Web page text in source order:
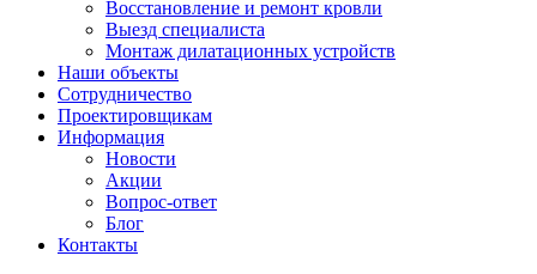
Восстановление и ремонт кровли
Выезд специалиста
Монтаж дилатационных устройств
Наши объекты
Сотрудничество
Проектировщикам
Информация
Новости
Акции
Вопрос-ответ
Блог
Контакты